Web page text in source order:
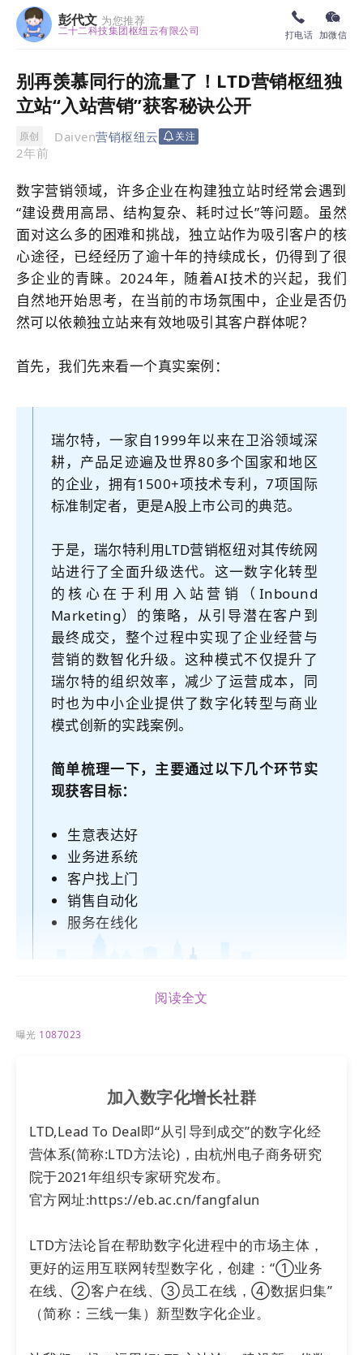
彭代文 为您推荐
二十二科技集团枢纽云有限公司 打电话 加微信
别再羡慕同行的流量了！LTD营销枢纽独
立站“入站营销”获客秘诀公开
原创 Daiven营销枢纽云 关注
2年前
数字营销领域，许多企业在构建独立站时经常会遇到
“建设费用高昂、结构复杂、耗时过长”等问题。 虽然
面对这么多的困难和挑战，独立站作为吸引客户的核
心途径，已经经历了逾十年的持续成长，仍得到了很
多企业的青睐。2024年， 随着AI技术的兴起，我们
自然地开始思考，在当前的市场氛围中，企业是否仍
然可以依赖独立站来有效地吸引其客户群体呢？
首先，我们先来看一个真实案例：
瑞尔特，一家自1999年以来在卫浴领域深
耕，产品足迹遍及世界80多个国家和地区
的企业，拥有1500+项技术专利，7项国际
标准制定者，更是A股上市公司的典范。
于是，瑞尔特利用LTD营销枢纽对其传统网
站进行了全面升级迭代。这一数字化转型
的核心在于利用入站营销（Inbound
Marketing）的策略，从引导潜在客户到
最终成交，整个过程中实现了企业经营与
营销的数智化升级。这种模式不仅提升了
瑞尔特的组织效率，减少了运营成本，同
时也为中小企业提供了数字化转型与商业
模式创新的实践案例。
简单梳理一下，主要通过以下几个环节实
现获客目标：
生意表达好
业务进系统
客户找上门
销售自动化
服务在线化
起来看看利用LTD
Saas部署 独立建站
我们都知道，独立站本身并不具备任何流量，
因此在建站方面，成本和速度是尤为重要的。
每年2100至5500元，且搭建 网站时间较长，
需要具备一定的技术知识。它最适合预算有限
且乐于深入研究技术的独立运营者(SOHO)或中
小型外贸企业。
阅读全文
曝光 1087023
加入数字化增长社群
LTD,Lead To Deal即“从引导到成交”的数字化经
营体系(简称:LTD方法论)，由杭州电子商务研究
院于2021年组织专家研究发布。
官方网址:https://eb.ac.cn/fangfalun
LTD方法论旨在帮助数字化进程中的市场主体，
更好的运用互联网转型数字化，创建：“①业务
在线、②客户在线、③员工在线，④数据归集”
（简称：三线一集）新型数字化企业。